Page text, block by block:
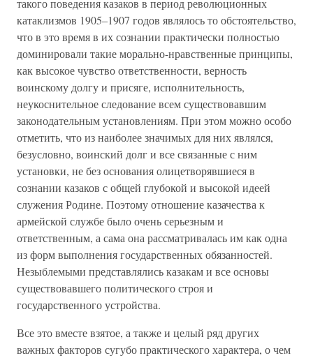
такого поведения казаков в период революционных
катаклизмов 1905–1907 годов являлось то обстоятельство,
что в это время в их сознании практически полностью
доминировали такие морально-нравственные принципы,
как высокое чувство ответственности, верность
воинскому долгу и присяге, исполнительность,
неукоснительное следование всем существовавшим
законодательным установлениям. При этом можно особо
отметить, что из наиболее значимых для них являлся,
безусловно, воинский долг и все связанные с ним
установки, не без основания олицетворявшиеся в
сознании казаков с общей глубокой и высокой идеей
служения Родине. Поэтому отношение казачества к
армейской службе было очень серьезным и
ответственным, а сама она рассматривалась им как одна
из форм выполнения государственных обязанностей.
Незыблемыми представлялись казакам и все основы
существовавшего политического строя и
государственного устройства.
Все это вместе взятое, а также и целый ряд других
важных факторов сугубо практического характера, о чем